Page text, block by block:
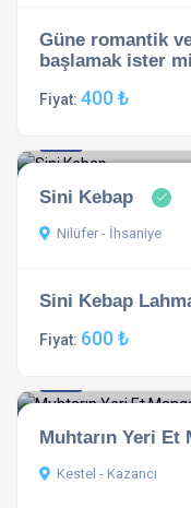
Güne romantik
başlamak ister
Fiyat: 400 ₺
Sini Kebap
Nilüfer - İhsaniye
Sini Kebap
Fiyat: 600 ₺
Muhtarın Yeri Et
Kestel - Kazancı